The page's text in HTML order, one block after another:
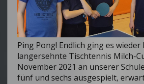
Ping Pong! Endlich ging es wieder
langersehnte Tischtennis Milch-
November 2021 an unserer
fünf und sechs ausgespielt,